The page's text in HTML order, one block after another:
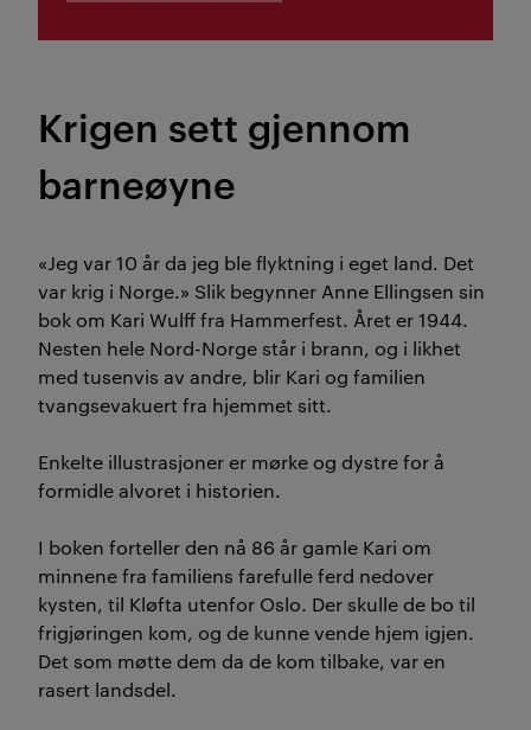
Krigen sett gjennom
barneøyne
«Jeg var 10 år da jeg ble flyktning i eget land. Det
var krig i Norge.» Slik begynner Anne Ellingsen sin
bok om Kari Wulff fra Hammerfest. Året er 1944.
Nesten hele Nord-Norge står i brann, og i likhet
med tusenvis av andre, blir Kari og familien
tvangsevakuert fra hjemmet sitt.
Enkelte illustrasjoner er mørke og dystre for å
formidle alvoret i historien.
I boken forteller den nå 86 år gamle Kari om
minnene fra familiens farefulle ferd nedover
kysten, til Kløfta utenfor Oslo. Der skulle de bo til
frigjøringen kom, og de kunne vende hjem igjen.
Det som møtte dem da de kom tilbake, var en
rasert landsdel.